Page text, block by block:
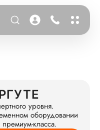
уровня.
оборудовании
класса.